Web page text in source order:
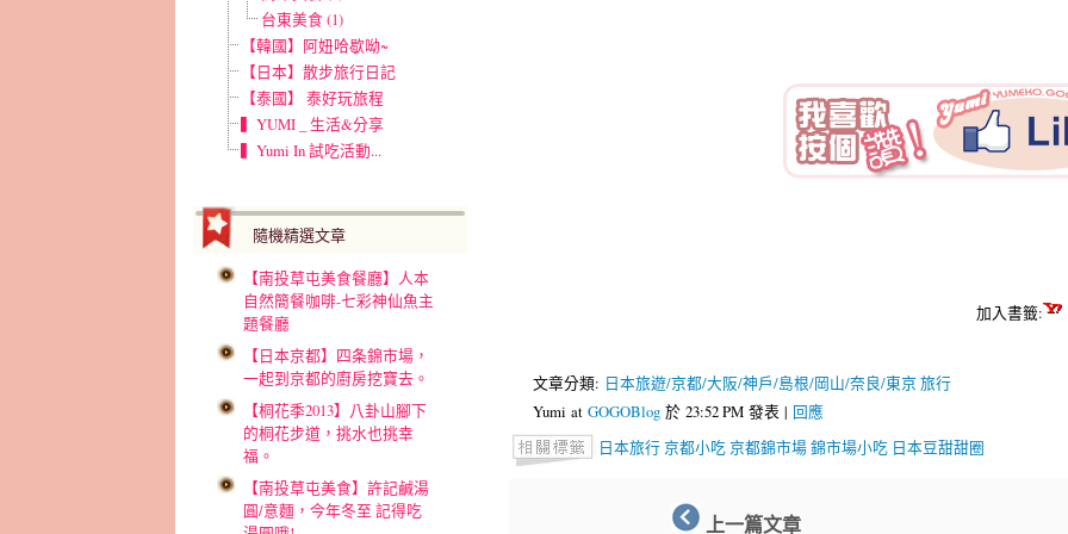
台東美食 (1)
【韓國】阿妞哈歇呦~
【日本】散步旅行日記
【泰國】 泰好玩旅程
▍YUMI _ 生活&分享
▍Yumi In 試吃活動...
隨機精選文章
【南投草屯美食餐廳】人本
自然簡餐咖啡-七彩神仙魚主
題餐廳
【日本京都】四条錦市場，
一起到京都的廚房挖寶去。
【桐花季2013】八卦山腳下
的桐花步道，挑水也挑幸
福。
【南投草屯美食】許記鹹湯
圓/意麵，今年冬至 記得吃
加入書籤:
文章分類: 日本旅遊/京都/大阪/神戶/島根/岡山/奈良/東京 旅行
Yumi at GOGOBlog 於 23:52 PM 發表 | 回應
日本旅行京都小吃京都錦市場錦市場小吃 日本豆甜甜圈
上一篇文章